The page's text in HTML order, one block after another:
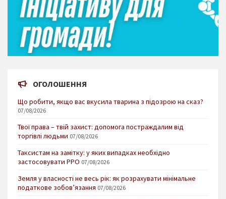
ОГОЛОШЕННЯ
Що робити, якщо вас вкусила тварина з підозрою на сказ?
07/08/2026
Твої права – твій захист: допомога постраждалим від
торгівлі людьми 07/08/2026
Таксистам на замітку: у яких випадках необхідно
застосовувати РРО 07/08/2026
Земля у власності не весь рік: як розрахувати мінімальне
податкове зобов’язання 07/08/2026